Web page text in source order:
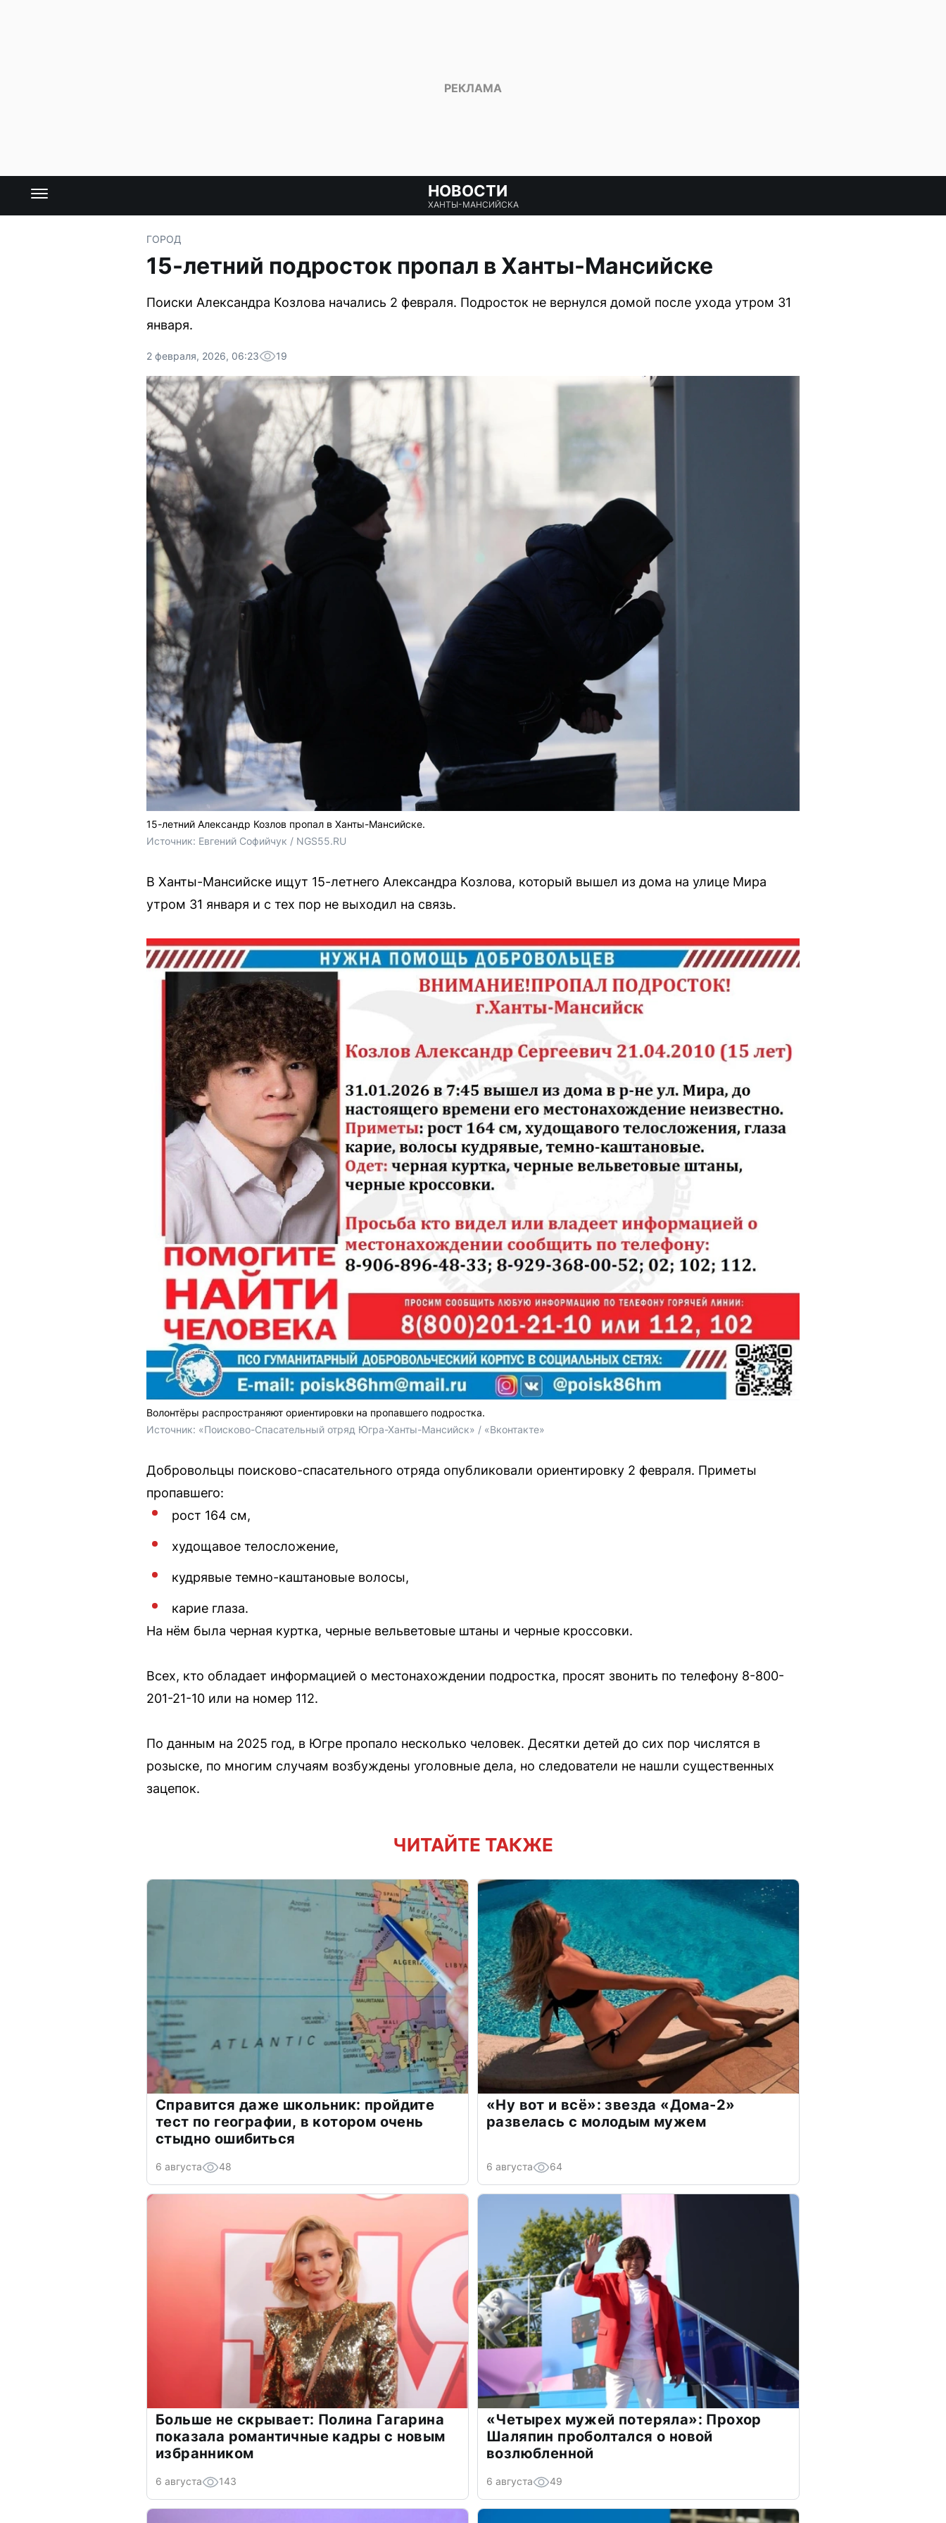
НОВОСТИ
ХАНТЫ-МАНСИЙСКА
ГОРОД
15-летний подросток пропал в Ханты-Мансийске
Поиски Александра Козлова начались 2 февраля. Подросток не вернулся домой после ухода утром 31
января.
2 февраля, 2026, 06:23 19
15-летний Александр Козлов пропал в Ханты-Мансийске.
Источник: Евгений Софийчук / NGS55.RU
В Ханты-Мансийске ищут 15-летнего Александра Козлова, который вышел из дома на улице Мира
утром 31 января и с тех пор не выходил на связь.
Волонтёры распространяют ориентировки на пропавшего подростка.
Источник: «Поисково-Спасательный отряд Югра-Ханты-Мансийск» / «Вконтакте»
Добровольцы поисково-спасательного отряда опубликовали ориентировку 2 февраля. Приметы
пропавшего:
рост 164 см,
худощавое телосложение,
кудрявые темно-каштановые волосы,
карие глаза.
На нём была черная куртка, черные вельветовые штаны и черные кроссовки.
Всех, кто обладает информацией о местонахождении подростка, просят звонить по телефону 8-800-
201-21-10 или на номер 112.
По данным на 2025 год, в Югре пропало несколько человек. Десятки детей до сих пор числятся в
розыске, по многим случаям возбуждены уголовные дела, но следователи не нашли существенных
зацепок.
ЧИТАЙТЕ ТАКЖЕ
Справится даже школьник: пройдите
тест по географии, в котором очень
стыдно ошибиться
6 августа 48
«Ну вот и всё»: звезда «Дома-2»
развелась с молодым мужем
6 августа 64
Больше не скрывает: Полина Гагарина
показала романтичные кадры с новым
избранником
6 августа 143
«Четырех мужей потеряла»: Прохор
Шаляпин проболтался о новой
возлюбленной
6 августа 49